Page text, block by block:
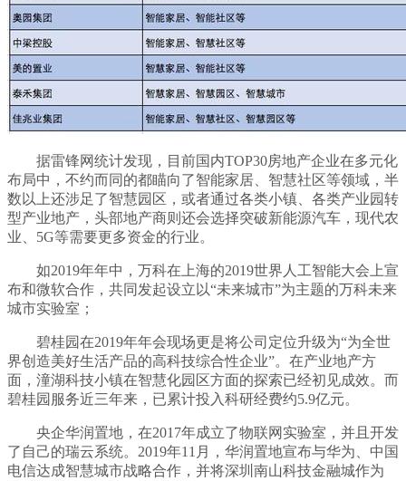
据雷锋网统计发现，目前国内TOP30房地产企业在多元化
布局中，不约而同的都瞄向了智能家居、智慧社区等领域，半
数以上还涉足了智慧园区，或者通过各类小镇、各类产业园转
型产业地产，头部地产商则还会选择突破新能源汽车，现代农
业、5G等需要更多资金的行业。
如2019年年中，万科在上海的2019世界人工智能大会上宣
布和微软合作，共同发起设立以“未来城市”为主题的万科未来
城市实验室；
碧桂园在2019年年会现场更是将公司定位升级为“为全世
界创造美好生活产品的高科技综合性企业”。在产业地产方
面，潼湖科技小镇在智慧化园区方面的探索已经初见成效。而
碧桂园服务近三年来，已累计投入科研经费约5.9亿元。
央企华润置地，在2017年成立了物联网实验室，并且开发
了自己的瑞云系统。2019年11月，华润置地宣布与华为、中国
电信达成智慧城市战略合作，并将深圳南山科技金融城作为